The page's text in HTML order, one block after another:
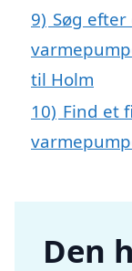
9) Søg
til Holm
10) Find et
Den